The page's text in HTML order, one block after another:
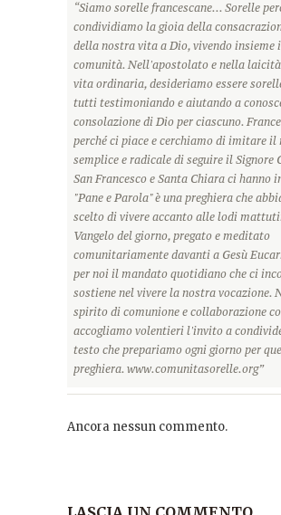
“Siamo sorelle francescane... Sorelle
condividiamo la gioia della
della nostra vita a Dio, vivendo insieme
comunità. Nell'apostolato e nella
vita ordinaria, desideriamo essere
tutti testimoniando e aiutando a
consolazione di Dio per ciascuno.
perché ci piace e cerchiamo di imitare il
semplice e radicale di seguire il Signore
San Francesco e Santa Chiara ci hanno
"Pane e Parola" è una preghiera che
scelto di vivere accanto alle lodi
Vangelo del giorno, pregato e meditato
comunitariamente davanti a Gesù
per noi il mandato quotidiano che ci
sostiene nel vivere la nostra vocazione.
spirito di comunione e collaborazione
accogliamo volentieri l'invito a
testo che prepariamo ogni giorno per
preghiera. www.comunitasorelle.org”
Ancora nessun commento.